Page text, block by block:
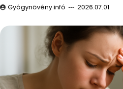
Gyógynövény infó 2026.07.01.